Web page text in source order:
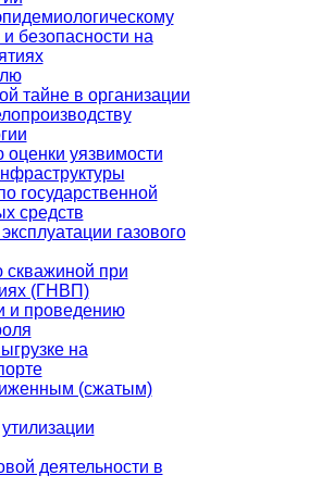
безопасности на
тайне в организации
уязвимости
государственной
средств
газового
при
(ГНВП)
и проведению
на
(сжатым)
деятельности в